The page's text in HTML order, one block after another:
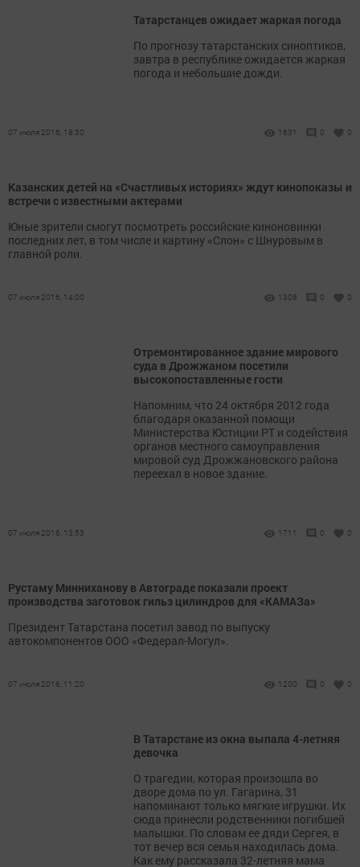
Татарстанцев ожидает жаркая погода
По прогнозу татарстанских синоптиков,
завтра в республике ожидается жаркая
погода и небольшие дожди.
07 июля 2016, 18:30 1631 0 0
Казанских детей на «Счастливых историях» ждут кинопоказы и
встречи с известными актерами
Юные зрители смогут посмотреть российские киноновинки
последних лет, в том числе и картину «Слон» с Шнуровым в
главной роли.
07 июля 2016, 14:00 1308 0 0
Отремонтированное здание мирового
суда в Дрожжаном посетили
высокопоставленные гости
Напомним, что 24 октября 2012 года
благодаря оказанной помощи
Министерства Юстиции РТ и содействия
органов местного самоуправления
мировой суд Дрожжановского района
переехал в новое здание.
07 июля 2016, 13:53 1711 0 0
Рустаму Минниханову в Автограде показали проект
производства заготовок гильз цилиндров для «КАМАЗа»
Президент Татарстана посетил завод по выпуску
автокомпонентов ООО «Федерал-Могул».
07 июля 2016, 11:20 1200 0 0
В Татарстане из окна выпала 4-летняя
девочка
О трагедии, которая произошла во
дворе дома по ул. Гагарина, 31
напоминают только мягкие игрушки. Их
сюда принесли родственники погибшей
малышки. По словам ее дяди Сергея, в
тот вечер вся семья находилась дома.
Как ему рассказала 32-летняя мама